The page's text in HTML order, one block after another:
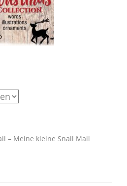
– Meine kleine Snail Mail